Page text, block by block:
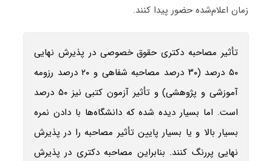
زمان اعلام‌شده حضور پیدا کنند.
تأثیر مصاحبه دکتری حقوق خصوصی در پذیرش نهایی
۵۰ درصد (۳۰ درصد مصاحبه شفاهی و ۲۰ درصد رزومه
آموزشی و پژوهشی) و تأثیر آزمون کتبی نیز ۵۰ درصد
است. اما بسیار دیده شده که دانشگاه‌ها با دادن نمره
بسیار بالا و یا بسیار پایین تأثیر مصاحبه را در پذیرش
نهایی پررنگ کنند. بنابراین مصاحبه دکتری در پذیرش